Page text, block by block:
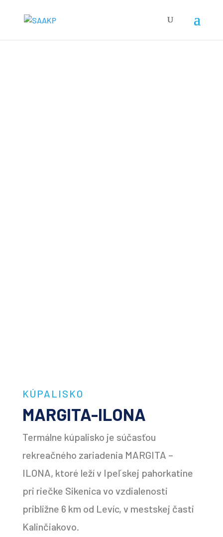
KÚPALISKO
MARGITA-ILONA
Termálne kúpalisko je súčasťou
rekreačného zariadenia MARGITA –
ILONA, ktoré leží v Ipeľskej pahorkatine
pri riečke Sikenica vo vzdialenosti
približne 6 km od Levíc, v mestskej časti
Kalinčiakovo.